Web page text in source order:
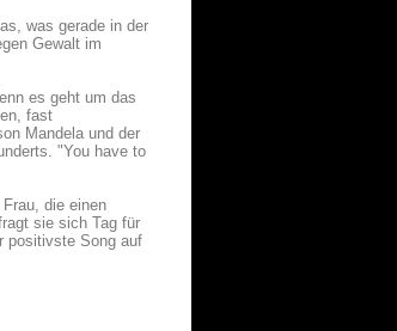
was gerade in der
Gewalt im
es geht um das
fast
Mandela und der
"You have to
die einen
sie sich Tag für
positivste Song auf